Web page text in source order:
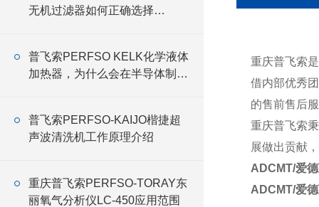
无机过滤器如何正确选择
普飞索PERFSO KELK化学液体
加热器，为什么会在半导体制造
普飞索PERFSO-KAIJO楷捷超
声波清洗机工作原理介绍
重庆普飞索PERFSO-TORAY东
丽氧气分析仪LC-450应用范围
重庆普飞索
借内部优秀
的售前售后
重庆普飞索
展做出贡献
ADCMT/爱
ADCMT/爱